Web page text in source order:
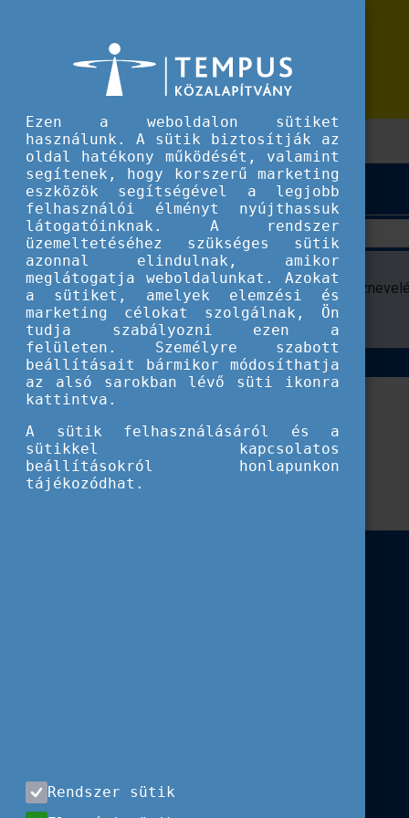
Dokumentumtár
Megnevezés Év Pályázati szektor
Erasmus+
pályázati
útmutató
2026 (angol)
2026 Felnőtt
Megnevezés Év Pályázati szektor
Találatok: 1 - 1 Összesen: 1 (437 összes rekord közül
szűrve)
Előző 1 Következő
Ezen a weboldalon sütiket
használunk. A sütik biztosítják az
oldal hatékony működését, valamint
segítenek, hogy korszerű marketing
eszközök segítségével a legjobb
felhasználói élményt nyújthassuk
látogatóinknak. A rendszer
üzemeltetéséhez szükséges sütik
azonnal elindulnak, amikor
meglátogatja weboldalunkat. Azokat
a sütiket, amelyek elemzési és
marketing célokat szolgálnak, Ön
tudja szabályozni ezen a
felületen. Személyre szabott
beállításait bármikor módosíthatja
az alsó sarokban lévő süti ikonra
kattintva.
A sütik felhasználásáról és a
sütikkel kapcsolatos
beállításokról honlapunkon
tájékozódhat.
Rendszer sütik